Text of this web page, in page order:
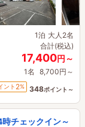
1泊 大人2名
合計(税込)
17,400円～
1名 8,700円～
ント 2% 348ポイント～
チェックイン～